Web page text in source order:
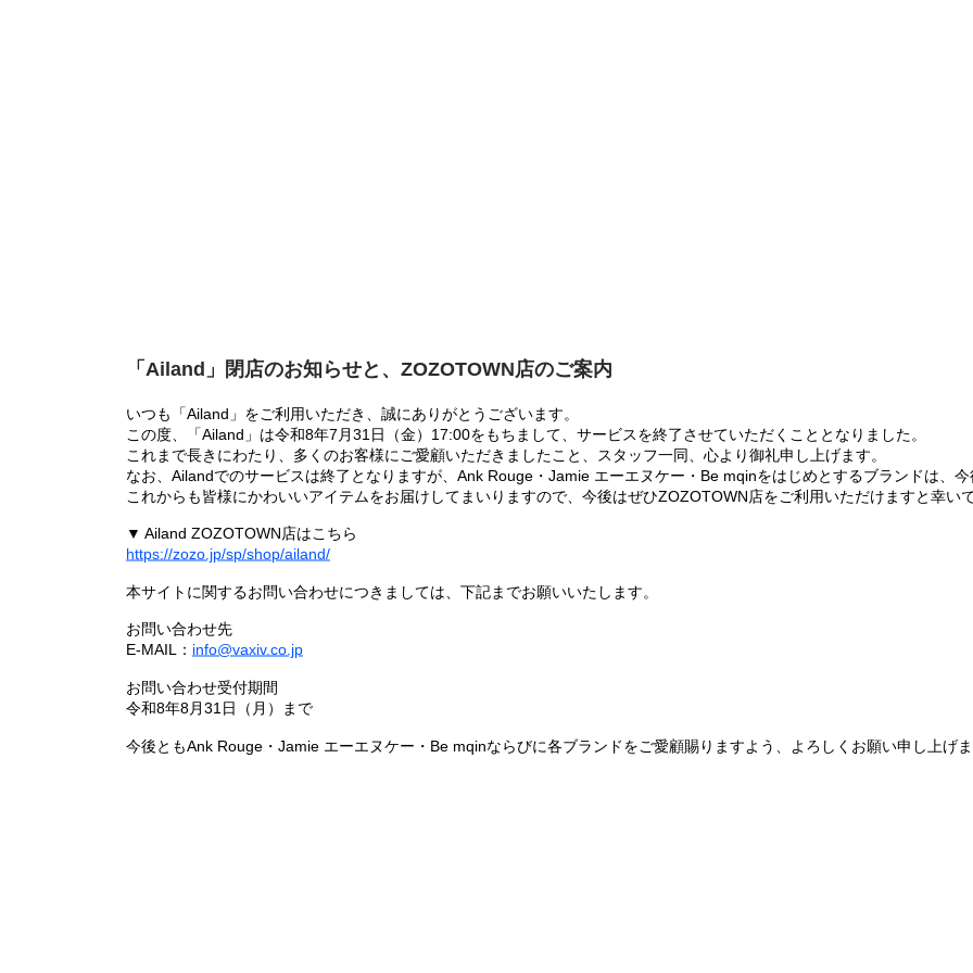
「Ailand」閉店のお知らせと、ZOZOTOWN店のご案内
いつも「Ailand」をご利用いただき、誠にありがとうございます。
この度、「Ailand」は令和8年7月31日（金）17:00をもちまして、サービスを終了させていただくこととなりました。
これまで長きにわたり、多くのお客様にご愛顧いただきましたこと、スタッフ一同、心より御礼申し上げます。
なお、Ailandでのサービスは終了となりますが、Ank Rouge・Jamie エーエヌケー・Be mqinをはじめとするブランドは、
これからも皆様にかわいいアイテムをお届けしてまいりますので、今後はぜひZOZOTOWN店をご利用いただけますと幸いで
▼ Ailand ZOZOTOWN店はこちら
https://zozo.jp/sp/shop/ailand/
本サイトに関するお問い合わせにつきましては、下記までお願いいたします。
お問い合わせ先
E-MAIL： info@vaxiv.co.jp
お問い合わせ受付期間
令和8年8月31日（月）まで
今後ともAnk Rouge・Jamie エーエヌケー・Be mqinならびに各ブランドをご愛顧賜りますよう、よろしくお願い申し上げま